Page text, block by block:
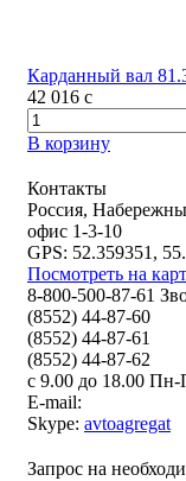
Карданный вал
42 016 c
В корзину
Контакты
Россия,
офис 1-3-10
GPS: 52.359351,
Посмотреть на
8-800-500-87-61
(8552) 44-87-60
(8552) 44-87-61
(8552) 44-87-62
с 9.00 до 18.00
E-mail:
Skype: avtoagregat
Запрос на